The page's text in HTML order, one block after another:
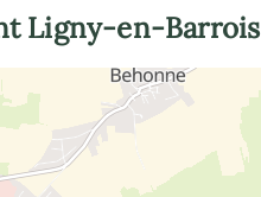
Ligny-en-Barrois